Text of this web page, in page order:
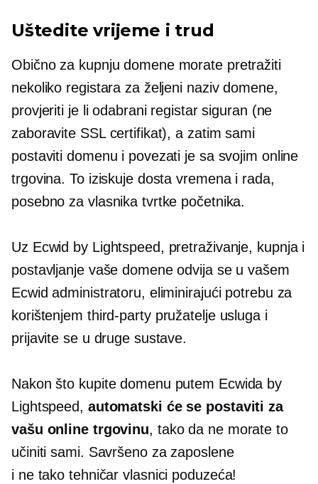
Uštedite vrijeme i trud
Obično za kupnju domene morate pretražiti
nekoliko registara za željeni naziv domene,
provjeriti je li odabrani registar siguran (ne
zaboravite SSL certifikat), a zatim sami
postaviti domenu i povezati je sa svojim online
trgovina. To iziskuje dosta vremena i rada,
posebno za vlasnika tvrtke početnika.
Uz Ecwid by Lightspeed, pretraživanje, kupnja i
postavljanje vaše domene odvija se u vašem
Ecwid administratoru, eliminirajući potrebu za
korištenjem third-partypružatelje usluga i
prijavite se u druge sustave.
Nakon što kupite domenu putem Ecwida by
Lightspeed, automatski će se postaviti za
vašu online trgovinu, tako da ne morate to
učiniti sami. Savršeno za zaposlene
i ne tako tehničar vlasnici poduzeća!